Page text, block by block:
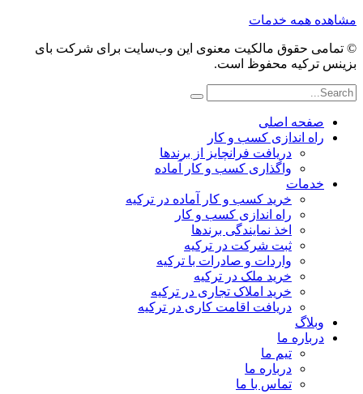
مشاهده همه خدمات
© تمامی حقوق مالکیت معنوی این وب‌سایت برای شرکت بای
بزینس ترکیه محفوظ است.
صفحه اصلی
راه اندازی کسب و کار
دریافت فرانچایز از برندها
واگذاری کسب و کار آماده
خدمات
خرید کسب و کار آماده در ترکیه
راه اندازی کسب و کار
اخذ نمایندگی برندها
ثبت شرکت در ترکیه
واردات و صادرات با ترکیه
خرید ملک در ترکیه
خرید املاک تجاری در ترکیه
دریافت اقامت کاری در ترکیه
وبلاگ
درباره ما
تیم ما
درباره ما
تماس با ما